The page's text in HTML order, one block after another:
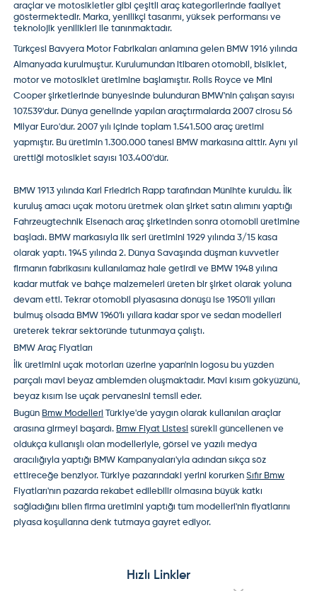
araçlar ve motosikletler gibi çeşitli araç kategorilerinde faaliyet
göstermektedir. Marka, yenilikçi tasarımı, yüksek performansı ve
teknolojik yenilikleri ile tanınmaktadır.
Türkçesi Bavyera Motor Fabrikaları anlamına gelen BMW1916 yılında
Almanyada kurulmuştur. Kurulumundan itibaren otomobil, bisiklet,
motor ve motosiklet üretimine başlamıştır. Rolls Royce ve Mini
Cooper şirketlerinde bünyesinde bulunduran BMW'nin çalışan sayısı
107.539'dur. Dünya genelinde yapılan araçtırmalarda 2007 cirosu 56
Milyar Euro'dur. 2007 yılı içinde toplam 1.541.500 araç üretimi
yapmıştır. Bu üretimin 1.300.000 tanesi BMW markasına aittir. Aynı yıl
ürettiği motosiklet sayısı 103.400'dür.
BMW1913 yılında Karl Friedrich Rapp tarafından Münihte kuruldu. İlk
kuruluş amacı uçak motoru üretmek olan şirket satın alımını yaptığı
Fahrzeugtechnik Eisenach araç şirketinden sonra otomobil üretimine
başladı. BMW markasıyla ilk seri üretimini 1929 yılında 3/15 kasa
olarak yaptı. 1945 yılında 2. Dünya Savaşında düşman kuvvetler
firmanın fabrikasını kullanılamaz hale getirdi ve BMW 1948 yılına
kadar mutfak ve bahçe malzemeleri üreten bir şirket olarak yoluna
devam etti. Tekrar otomobil piyasasına dönüşü ise 1950'li yılları
bulmuş olsada BMW 1960'lı yıllara kadar spor ve sedan modelleri
üreterek tekrar sektöründe tutunmaya çalıştı.
BMW Araç Fiyatları
İlk üretimini uçak motorları üzerine yapan'nin logosu bu yüzden
parçalı mavi beyaz amblemden oluşmaktadır. Mavi kısım gökyüzünü,
beyaz kısım ise uçak pervanesini temsil eder.
Bugün Bmw Modelleri
Türkiye'de yaygın olarak kullanılan araçlar
arasına girmeyi başardı. Bmw Fiyat Listesi sürekli güncellenen ve
oldukça kullanışlı olan modelleriyle, görsel ve yazılı medya
aracılığıyla yaptığı BMW Kampanyaları'yla adından sıkça söz
ettireceğe benziyor. Türkiye pazarındaki yerini korurkenSıfır Bmw
Fiyatları'nın pazarda rekabet edilebilir olmasına büyük katkı
sağladığını bilen firma üretimini yaptığı tüm modelleri'nin fiyatlarını
piyasa koşullarına denk tutmaya gayret ediyor.
Hızlı Linkler